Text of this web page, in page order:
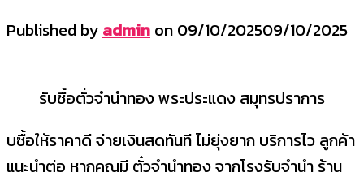
Published byadmin on 09/10/202509/10/2025
รับซื้อตั่วจำนำทอง พระประแดง สมุทรปราการ
บซื้อให้ราคาดี จ่ายเงินสดทันที ไม่ยุ่งยาก บริการไว ลูกค้า
แนะนำต่อ หากคุณมี ตั๋วจำนำทอง จากโรงรับจำนำ ร้าน